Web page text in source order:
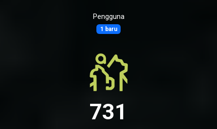
Pengguna
1 baru
731